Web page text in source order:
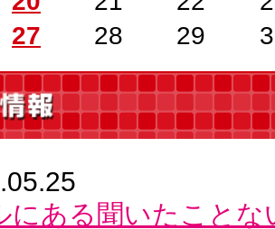
27 28 29
にある聞いたことな